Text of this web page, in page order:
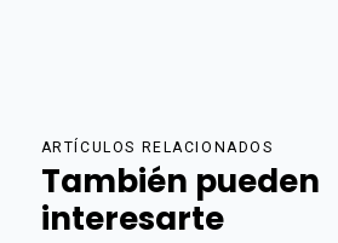
ARTÍCULOS RELACIONADOS
También pueden
interesarte